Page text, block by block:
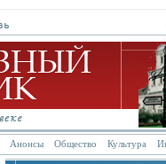
Анонсы Общество Культура